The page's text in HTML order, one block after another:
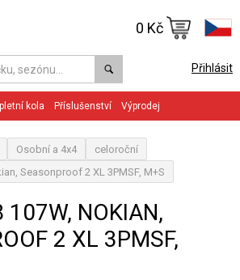
Přihlásit
0 Kč
kola Příslušenství Výprodej
Osobní a 4x4
celoroční
Seasonproof 2 XL 3PMSF, M+S
NOKIAN,
2 XL 3PMSF,